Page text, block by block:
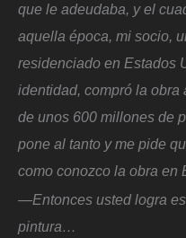
que le adeudaba, y el
aquella época, mi socio,
residenciado en Estados
identidad, compró la
de unos 600 millones de
pone al tanto y me pide
como conozco la obra en
—Entonces usted logra
pintura…